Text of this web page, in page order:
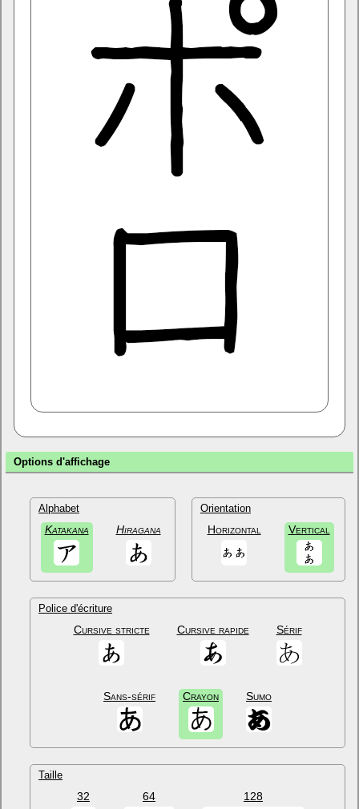
Options d'affichage
Alphabet
Katakana Hiragana
Orientation
Horizontal Vertical
Police d'écriture
Cursive stricte Cursive rapide Sérif
Sans-sérif Crayon Sumo
Taille
32 64 128